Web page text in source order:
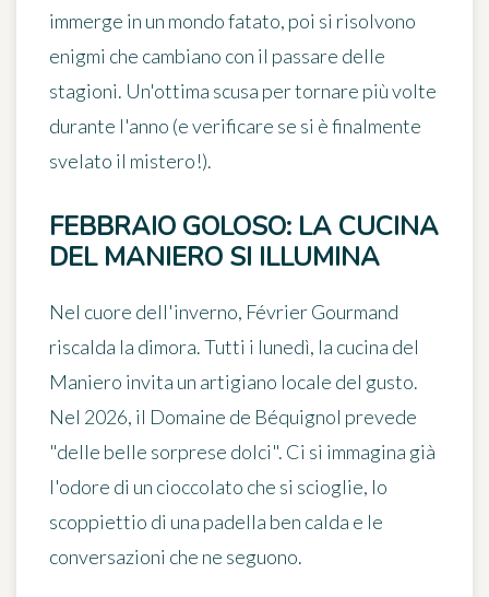
immerge in un mondo fatato, poi si risolvono
enigmi che cambiano con il passare delle
stagioni. Un'ottima scusa per tornare più volte
durante l'anno (e verificare se si è finalmente
svelato il mistero!).
FEBBRAIO GOLOSO: LA CUCINA
DEL MANIERO SI ILLUMINA
Nel cuore dell'inverno, Février Gourmand
riscalda la dimora. Tutti i lunedì, la cucina del
Maniero invita un artigiano locale del gusto.
Nel 2026, il Domaine de Béquignol prevede
"delle belle sorprese dolci". Ci si immagina già
l'odore di un cioccolato che si scioglie, lo
scoppiettio di una padella ben calda e le
conversazioni che ne seguono.